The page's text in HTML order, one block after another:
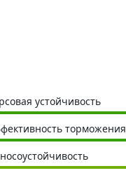
устойчивость
торможения